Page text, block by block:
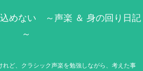
めない ～声楽 ＆ 身の回り日記
～
れど、クラシック声楽を勉強しながら、考えた事